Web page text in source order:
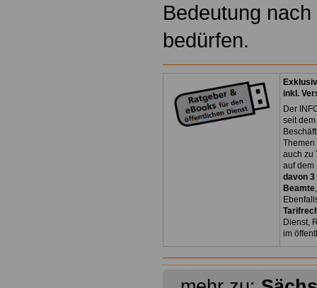
Bedeutung
bedürfen.
inkl.
Der
seit
Themen
auch zu
auf dem
davon 3
Beamte
Dienst,
im